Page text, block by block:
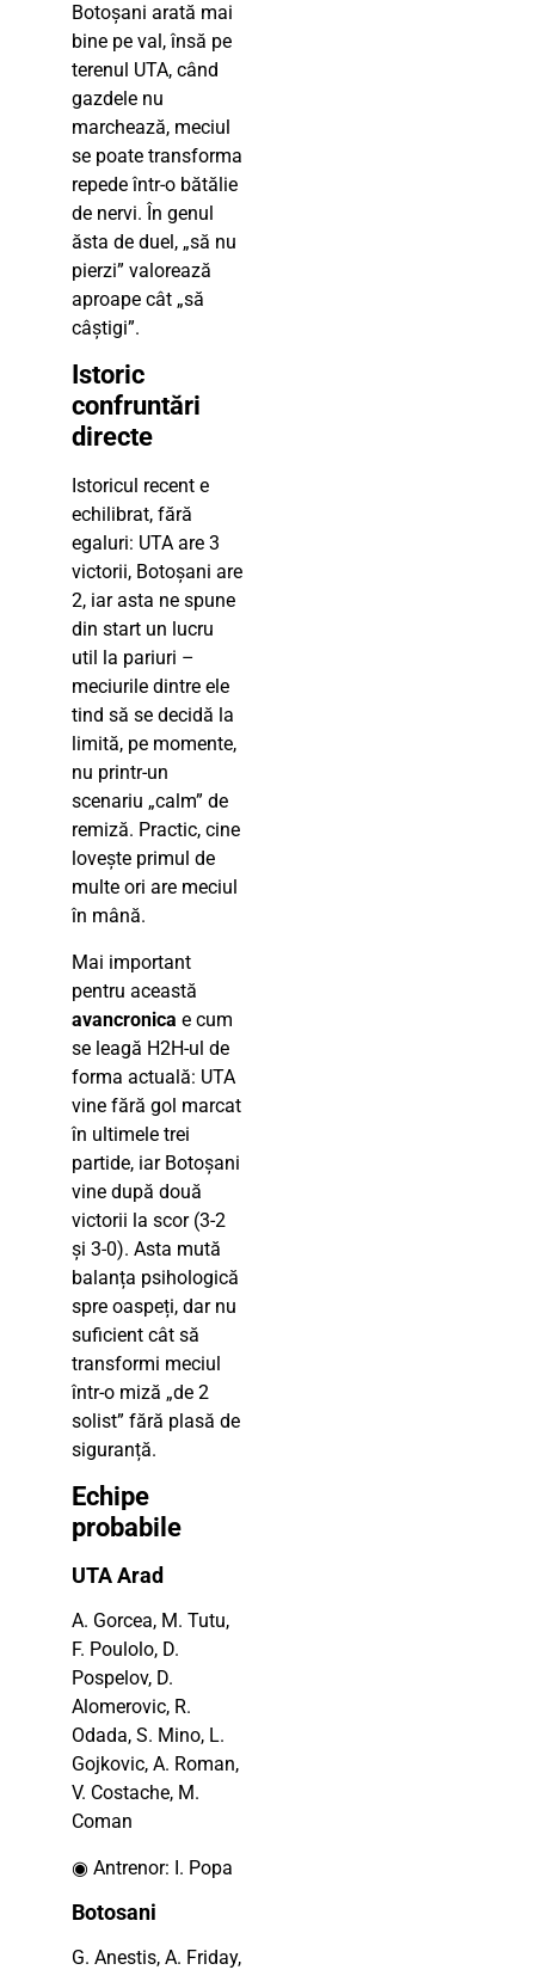
Botoșani arată mai
bine pe val, însă pe
terenul UTA, când
gazdele nu
marchează, meciul
se poate transforma
repede într-o bătălie
de nervi. În genul
ăsta de duel, „să nu
pierzi” valorează
aproape cât „să
câștigi”.
Istoric
confruntări
directe
Istoricul recent e
echilibrat, fără
egaluri: UTA are 3
victorii, Botoșani are
2, iar asta ne spune
din start un lucru
util la pariuri –
meciurile dintre ele
tind să se decidă la
limită, pe momente,
nu printr-un
scenariu „calm” de
remiză. Practic, cine
lovește primul de
multe ori are meciul
în mână.
Mai important
pentru această
avancronica e cum
se leagă H2H-ul de
forma actuală: UTA
vine fără gol marcat
în ultimele trei
partide, iar Botoșani
vine după două
victorii la scor (3-2
și 3-0). Asta mută
balanța psihologică
spre oaspeți, dar nu
suficient cât să
transformi meciul
într-o miză „de 2
solist” fără plasă de
siguranță.
Echipe
probabile
UTA Arad
A. Gorcea, M. Tutu,
F. Poulolo, D.
Pospelov, D.
Alomerovic, R.
Odada, S. Mino, L.
Gojkovic, A. Roman,
V. Costache, M.
Coman
◉ Antrenor: I. Popa
Botosani
G. Anestis, A. Friday,